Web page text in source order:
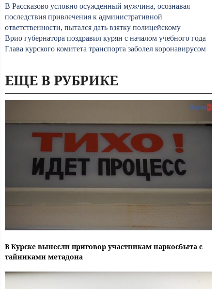
В Рассказово условно осужденный мужчина, осознавая
последствия привлечения к административной
ответственности, пытался дать взятку полицейскому
Врио губернатора поздравил курян с началом учебного года
Глава курского комитета транспорта заболел коронавирусом
ЕЩЕ В РУБРИКЕ
В Курске вынесли приговор участникам наркосбыта с
тайниками метадона